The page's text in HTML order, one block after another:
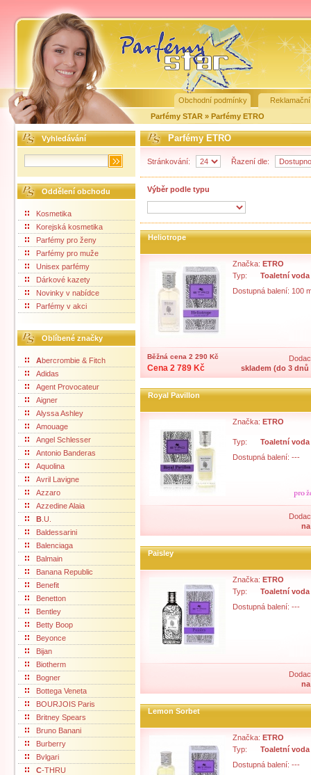
Obchodní podmínky
Parfémy STAR » Parfémy ETRO
Vyhledávání
Oddělení obchodu
Kosmetika
Korejská kosmetika
Parfémy pro ženy
Parfémy pro muže
Unisex parfémy
Dárkové kazety
Novinky v nabídce
Parfémy v akci
Oblíbené značky
Abercrombie & Fitch
Adidas
Agent Provocateur
Aigner
Alyssa Ashley
Amouage
Angel Schlesser
Antonio Banderas
Aquolina
Avril Lavigne
Azzaro
Azzedine Alaia
B .U.
Baldessarini
Balenciaga
Balmain
Banana Republic
Benefit
Benetton
Bentley
Betty Boop
Beyonce
Bijan
Biotherm
Bogner
Bottega Veneta
BOURJOIS Paris
Britney Spears
Bruno Banani
Burberry
Bvlgari
C-THRU
Parfémy ETRO
Stránkování: Řazení dle:
Výběr podle typu
Heliotrope
Značka: ETRO
Typ:
Toaletní voda
Dostupná balení: 100
Běžná cena 2 290 Kč
Cena 2 789 Kč
skladem (do 3 dnů
Royal Pavillon
Značka: ETRO
Typ:
Toaletní voda
Dostupná balení: ---
Paisley
Značka: ETRO
Typ:
Toaletní voda
Dostupná balení: ---
Lemon Sorbet
Značka: ETRO
Typ:
Toaletní voda
Dostupná balení: ---